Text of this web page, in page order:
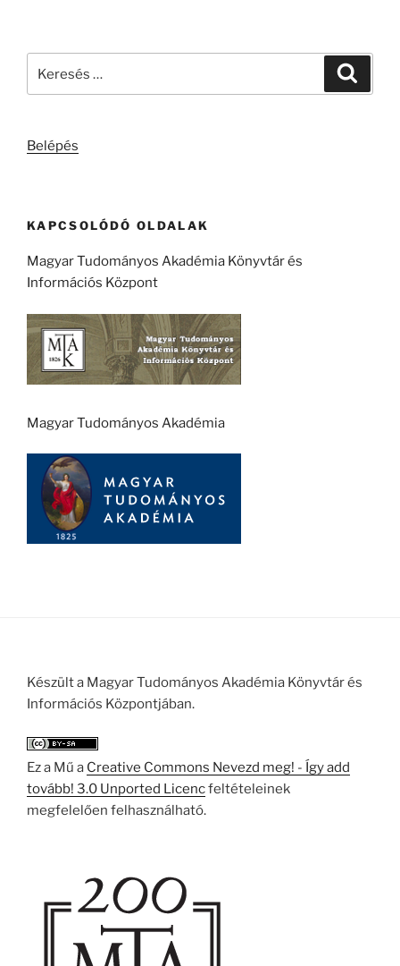
Belépés
KAPCSOLÓDÓ OLDALAK
Magyar Tudományos Akadémia Könyvtár és
Információs Központ
Magyar Tudományos Akadémia
Készült a Magyar Tudományos Akadémia Könyvtár és
Információs Központjában.
Ez a Mű a Creative Commons Nevezd meg! - Így add
tovább! 3.0 Unported Licencfeltételeinek
megfelelően felhasználható.